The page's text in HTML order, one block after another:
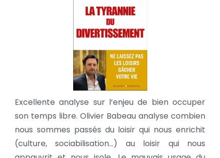
Excellente analyse sur l’enjeu de bien occuper
son temps libre. Olivier Babeau analyse combien
nous sommes passés du loisir qui nous enrichit
(culture, sociabilisation…) au loisir qui nous